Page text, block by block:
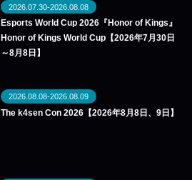
2026.07.30-2026.08.08
Esports World Cup 2026『Honor of Kings』
Honor of Kings World Cup【2026年7月30日
～8月8日】
2026.08.08-2026.08.09
The k4sen Con 2026【2026年8月8日、9日】